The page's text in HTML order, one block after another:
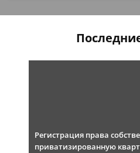
Регистрация права
приватизированную